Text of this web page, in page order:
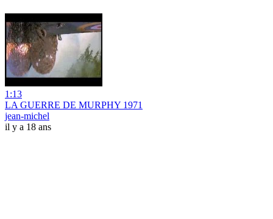
1:13
LA GUERRE DE MURPHY 1971
jean-michel
il y a 18 ans